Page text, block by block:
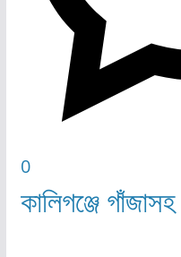
0
কালিগঞ্জে